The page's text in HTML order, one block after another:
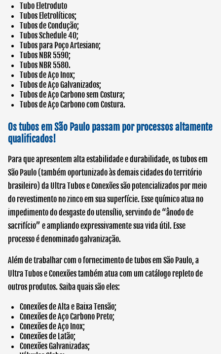
Tubo Eletroduto
Tubos Eletrolíticos;
Tubos de Condução;
Tubos Schedule 40;
Tubos para Poço Artesiano;
Tubos NBR 5590;
Tubos NBR 5580.
Tubos de Aço Inox;
Tubos de Aço Galvanizados;
Tubos de Aço Carbono sem Costura;
Tubos de Aço Carbono com Costura.
Os tubos em São Paulo passam por processos altamente
qualificados!
Para que apresentem alta estabilidade e durabilidade, ostubos em
São Paulo (também oportunizado às demais cidades do território
brasileiro) da Ultra Tubos e Conexões são potencializados por meio
do revestimento no zinco em sua superfície. Esse químico atua no
impedimento do desgaste do utensílio, servindo de “ânodo de
sacrifício” e ampliando expressivamente sua vida útil. Esse
processo é denominado galvanização.
Além de trabalhar com o fornecimento detubos em São Paulo, a
Ultra Tubos e Conexões também atua com um catálogo repleto de
outros produtos. Saiba quais são eles:
Conexões de Alta e Baixa Tensão;
Conexões de Aço Carbono Preto;
Conexões de Aço Inox;
Conexões de Latão;
Conexões Galvanizadas;